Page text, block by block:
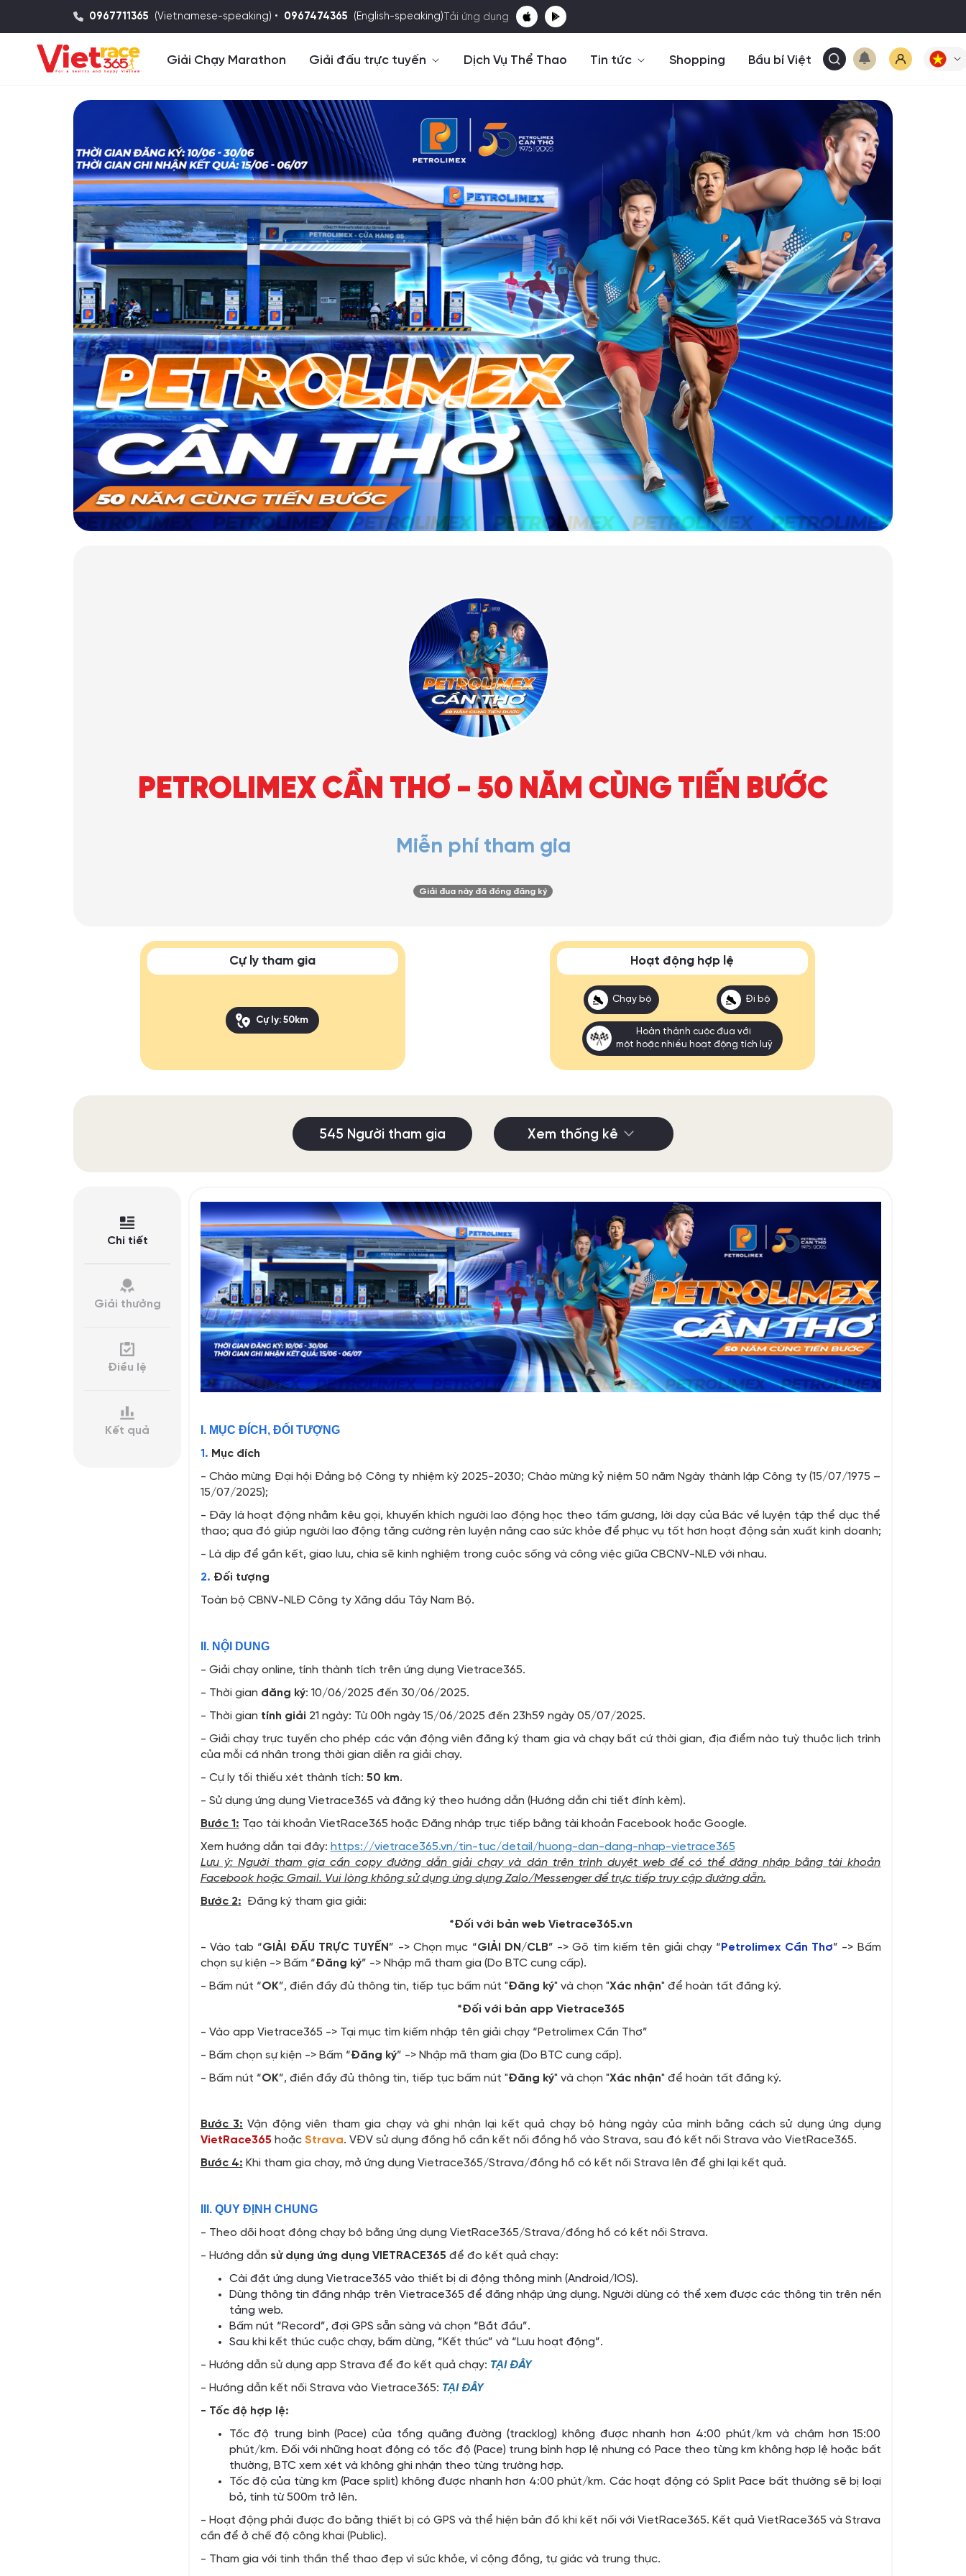
0967711365 (Vietnamese-speaking) • 0967474365 (English-speaking) Tải ứng dụng
Giải Chạy Marathon Giải đấu trực tuyến Dịch Vụ Thể Thao Tin tức Shopping Bầu bí Việt
PETROLIMEX CẦN THƠ - 50 NĂM CÙNG TIẾN BƯỚC
Miễn phí tham gia
Giải đua này đã đóng đăng ký
Cự ly tham gia
Cự ly: 50km
Hoạt động hợp lệ
Chạy bộ Đi bộ
Hoàn thành cuộc đua với
một hoặc nhiều hoạt động tích luỹ
545 Người tham gia Xem thống kê
Chi tiết
Giải thưởng
Điều lệ
Kết quả I. MỤC ĐÍCH, ĐỐI TƯỢNG
1. Mục đích
- Chào mừng Đại hội Đảng bộ Công ty nhiệm kỳ 2025-2030; Chào mừng kỷ niệm 50 năm Ngày thành lập Công ty (15/07/1975 –
15/07/2025);
- Đây là hoạt động nhằm kêu gọi, khuyến khích người lao động học theo tấm gương, lời dạy của Bác về luyện tập thể dục thể
thao; qua đó giúp người lao động tăng cường rèn luyện nâng cao sức khỏe để phục vụ tốt hơn hoạt động sản xuất kinh doanh;
- Là dịp để gắn kết, giao lưu, chia sẽ kinh nghiệm trong cuộc sống và công việc giữa CBCNV-NLĐ với nhau.
2. Đối tượng
Toàn bộ CBNV-NLĐ Công ty Xăng dầu Tây Nam Bộ.
II. NỘI DUNG
- Giải chạy online, tính thành tích trên ứng dụng Vietrace365.
- Thời gian đăng ký: 10/06/2025 đến 30/06/2025.
- Thời gian tính giải 21 ngày: Từ 00h ngày 15/06/2025 đến 23h59 ngày 05/07/2025.
- Giải chạy trực tuyến cho phép các vận động viên đăng ký tham gia và chạy bất cứ thời gian, địa điểm nào tuỳ thuộc lịch trình
của mỗi cá nhân trong thời gian diễn ra giải chạy.
- Cự ly tối thiếu xét thành tích: 50 km.
- Sử dụng ứng dụng Vietrace365 và đăng ký theo hướng dẫn (Hướng dẫn chi tiết đính kèm).
Bước 1: Tạo tài khoản VietRace365 hoặc Đăng nhập trực tiếp bằng tài khoản Facebook hoặc Google.
Xem hướng dẫn tại đây: https://vietrace365.vn/tin-tuc/detail/huong-dan-dang-nhap-vietrace365
Lưu ý: Người tham gia cần copy đường dẫn giải chạy và dán trên trình duyệt web để có thể đăng nhập bằng tài khoản
Facebook hoặc Gmail. Vui lòng không sử dụng ứng dụng Zalo/Messenger để trực tiếp truy cập đường dẫn.
Bước 2: Đăng ký tham gia giải:
*Đối với bản web Vietrace365.vn
- Vào tab “GIẢI ĐẤU TRỰC TUYẾN” -> Chọn mục “GIẢI DN/CLB” -> Gõ tìm kiếm tên giải chạy “Petrolimex Cần Thơ” -> Bấm
chọn sự kiện -> Bấm “Đăng ký” -> Nhập mã tham gia (Do BTC cung cấp).
- Bấm nút “OK”, điền đầy đủ thông tin, tiếp tục bấm nút "Đăng ký" và chọn "Xác nhận" để hoàn tất đăng ký.
*Đối với bản app Vietrace365
- Vào app Vietrace365 -> Tại mục tìm kiếm nhập tên giải chạy “Petrolimex Cần Thơ”
- Bấm chọn sự kiện -> Bấm “Đăng ký” -> Nhập mã tham gia (Do BTC cung cấp).
- Bấm nút “OK”, điền đầy đủ thông tin, tiếp tục bấm nút "Đăng ký" và chọn "Xác nhận" để hoàn tất đăng ký.
Bước 3: Vận động viên tham gia chạy và ghi nhận lại kết quả chạy bộ hàng ngày của mình bằng cách sử dụng ứng dụng
VietRace365 hoặc Strava. VĐV sử dụng đồng hồ cần kết nối đồng hồ vào Strava, sau đó kết nối Strava vào VietRace365.
Bước 4: Khi tham gia chạy, mở ứng dụng Vietrace365/Strava/đồng hồ có kết nối Strava lên để ghi lại kết quả.
III. QUY ĐỊNH CHUNG
- Theo dõi hoạt động chạy bộ bằng ứng dụng VietRace365/Strava/đồng hồ có kết nối Strava.
- Hướng dẫn sử dụng ứng dụng VIETRACE365 để đo kết quả chạy:
Cài đặt ứng dụng Vietrace365 vào thiết bị di động thông minh (Android/IOS).
Dùng thông tin đăng nhập trên Vietrace365 để đăng nhập ứng dụng. Người dùng có thể xem được các thông tin trên nền
tảng web.
Bấm nút “Record”, đợi GPS sẵn sàng và chọn “Bắt đầu”.
Sau khi kết thúc cuộc chạy, bấm dừng, “Kết thúc” và “Lưu hoạt động”.
- Hướng dẫn sử dụng app Strava để đo kết quả chạy: TẠI ĐÂY
- Hướng dẫn kết nối Strava vào Vietrace365: TẠI ĐÂY
- Tốc độ hợp lệ:
Tốc độ trung bình (Pace) của tổng quãng đường (tracklog) không được nhanh hơn 4:00 phút/km và chậm hơn 15:00
phút/km. Đối với những hoạt động có tốc độ (Pace) trung bình hợp lệ nhưng có Pace theo từng km không hợp lệ hoặc bất
thường, BTC xem xét và không ghi nhận theo từng trường hợp.
Tốc độ của từng km (Pace split) không được nhanh hơn 4:00 phút/km. Các hoạt động có Split Pace bất thường sẽ bị loại
bỏ, tính từ 500m trở lên.
- Hoạt động phải được đo bằng thiết bị có GPS và thể hiện bản đồ khi kết nối với VietRace365. Kết quả VietRace365 và Strava
cần để ở chế độ công khai (Public).
- Tham gia với tinh thần thể thao đẹp vì sức khỏe, vì cộng đồng, tự giác và trung thực.